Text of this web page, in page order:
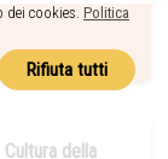
della
cookies. Politica